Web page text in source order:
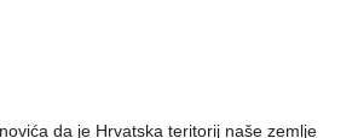
da je Hrvatska teritorij naše zemlje